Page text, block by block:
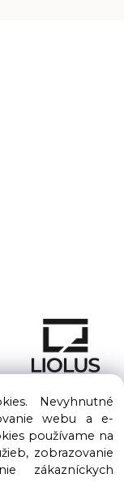
vyhradené.
Nevyhnutné
webu a e-
používame na
zobrazovanie
zákazníckych